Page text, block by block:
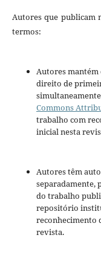
Autores que publicam
termos:
Autores mantém
direito de
Commons
trabalho com
inicial nesta
Autores têm
separadamente,
do trabalho
repositório
reconhecimento
revista.